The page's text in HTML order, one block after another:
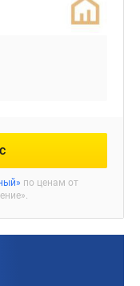
по ценам от